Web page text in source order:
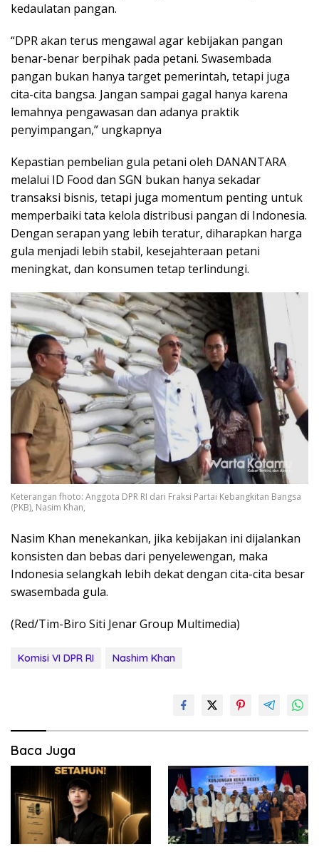
kedaulatan pangan.
“DPR akan terus mengawal agar kebijakan pangan
benar-benar berpihak pada petani. Swasembada
pangan bukan hanya target pemerintah, tetapi juga
cita-cita bangsa. Jangan sampai gagal hanya karena
lemahnya pengawasan dan adanya praktik
penyimpangan,” ungkapnya
Kepastian pembelian gula petani oleh DANANTARA
melalui ID Food dan SGN bukan hanya sekadar
transaksi bisnis, tetapi juga momentum penting untuk
memperbaiki tata kelola distribusi pangan di Indonesia.
Dengan serapan yang lebih teratur, diharapkan harga
gula menjadi lebih stabil, kesejahteraan petani
meningkat, dan konsumen tetap terlindungi.
Keterangan fhoto: Anggota DPR RI dari Fraksi Partai Kebangkitan Bangsa
(PKB), Nasim Khan,
Nasim Khan menekankan, jika kebijakan ini dijalankan
konsisten dan bebas dari penyelewengan, maka
Indonesia selangkah lebih dekat dengan cita-cita besar
swasembada gula.
(Red/Tim-Biro Siti Jenar Group Multimedia)
Komisi VI DPR RI Nashim Khan
Baca Juga